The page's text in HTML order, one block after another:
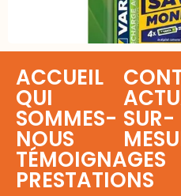
ACCUEIL
QUI
SOMMES-
NOUS
TÉMOIGNAGES
PRESTATIONS
SUR-